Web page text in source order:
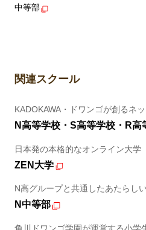
中等部
関連スクール
KADOKAWA・ドワンゴが創るネ
N高等学校・S高等学校・R高
日本発の本格的なオンライン大学
ZEN大学
N高グループと共通したあたらし
N中等部
角川ドワンゴ学園が運営する小学